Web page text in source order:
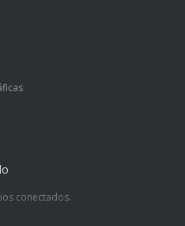
conectados.